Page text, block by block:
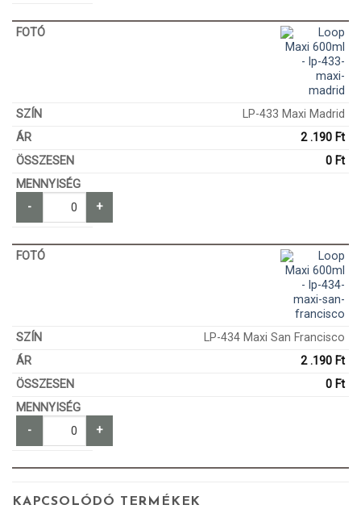
LP-433 Maxi Madrid
2 .190 Ft
0 Ft
- +
LP-434 Maxi San Francisco
2 .190 Ft
0 Ft
- +
KAPCSOLÓDÓ TERMÉKEK